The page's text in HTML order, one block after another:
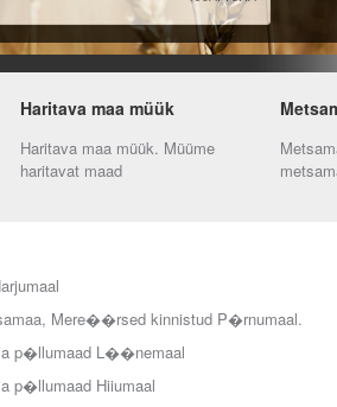
Haritava maa müük
Haritava maa müük. Müüme
haritavat maad
Mere��rsed kinnistud P�rnumaal.
p�llumaad L��nemaal
p�llumaad Hiiumaal